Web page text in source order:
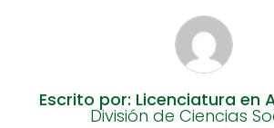
Escrito por: Licenciatura en
División de Ciencias